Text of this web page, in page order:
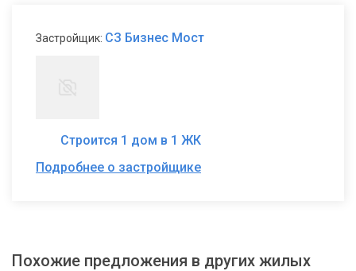
Застройщик: СЗ Бизнес Мост
Строится 1 дом в 1 ЖК
Подробнее о застройщике
Похожие предложения в других жилых